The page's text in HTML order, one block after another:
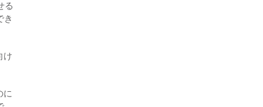
る
き
け
に